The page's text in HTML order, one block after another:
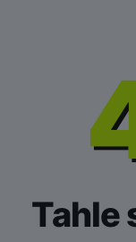
Tahle